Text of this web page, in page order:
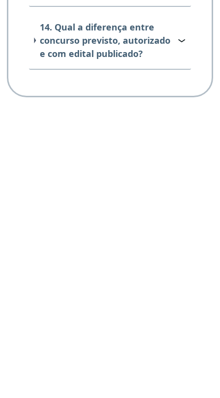
14. Qual a diferença entre
concurso previsto, autorizado
e com edital publicado?